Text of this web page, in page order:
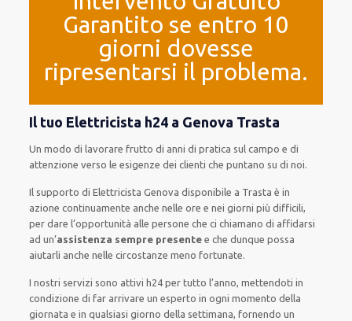
Garantito se entro 10
giorni dovesse
ripresentarsi il problema.
Il tuo Elettricista h24 a Genova Trasta
Un modo di lavorare frutto di anni di pratica sul campo e di
attenzione verso le esigenzedei clienti che puntano su di noi.
Il supporto di Elettricista Genovadisponibile a Trasta èin
azione continuamente anchenelle ore e nei giorni piùdifficili,
perdare l’opportunità alle persone che ci chiamano di affidarsi
ad un’assistenza sempre presente e chedunque possa
aiutarli anchenelle circostanze meno fortunate.
I nostri servizi sono attivi h24pertutto l’anno, mettendoti in
condizione di far arrivare unesperto inogni momento della
giornata e inqualsiasi giorno della settimana, fornendo un